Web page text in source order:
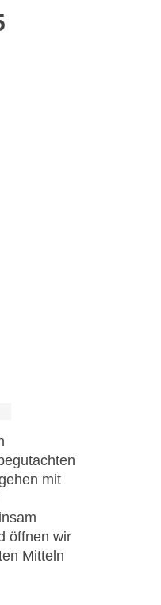
mit
öffnen wir
Mitteln